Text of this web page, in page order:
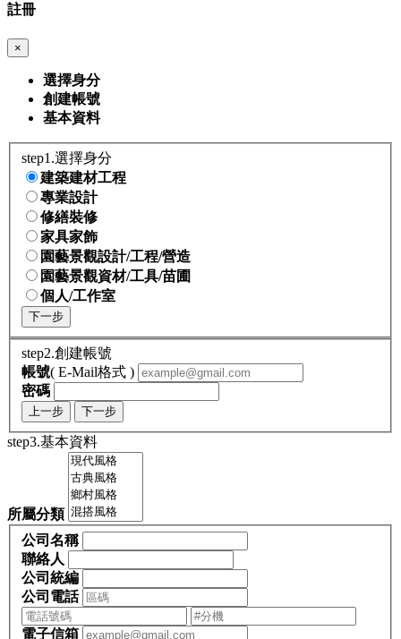
註冊
×
選擇身分
創建帳號
基本資料
step1.選擇身分
建築建材工程
專業設計
修繕裝修
家具家飾
園藝景觀設計/工程/營造
園藝景觀資材/工具/苗圃
個人/工作室
下一步
step2.創建帳號
帳號( E-Mail格式 )
密碼
上一步 下一步
step3.基本資料
所屬分類
公司名稱
聯絡人
公司統編
公司電話
電子信箱